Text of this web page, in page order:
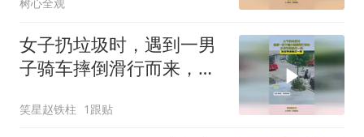
女子扔垃圾时，遇到一男
子骑车摔倒滑行而来，反
笑星赵铁柱 1跟贴